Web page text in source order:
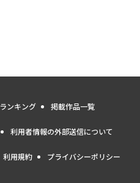
ランキング 掲載作品一覧
利用者情報の外部送信について
利用規約 プライバシーポリシー